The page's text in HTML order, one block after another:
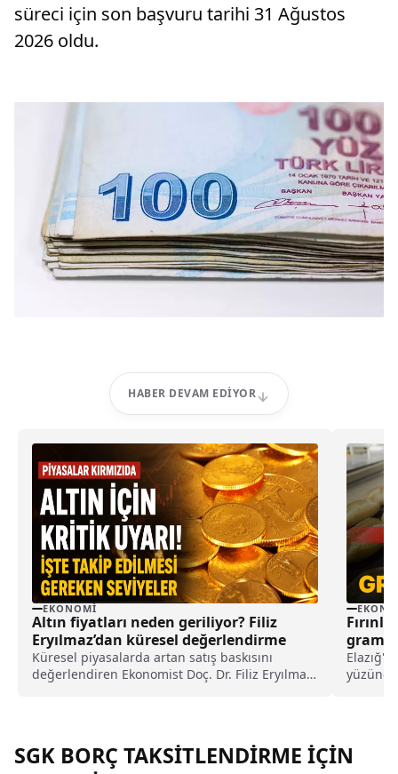
süreci için son başvuru tarihi 31 Ağustos
2026 oldu.
HABER DEVAM EDIYOR
EKONOMI
Altın fiyatları neden geriliyor? Filiz
Eryılmaz’dan küresel değerlendirme
Küresel piyasalarda artan satış baskısını
değerlendiren Ekonomist Doç. Dr. Filiz Eryılmaz,
Eryılmaz, Merkez Bankası’nın olası faiz
adımlarına ilişkin senaryoları da değerlendirdi.
SGK BORÇ TAKSİTLENDİRME İÇİN